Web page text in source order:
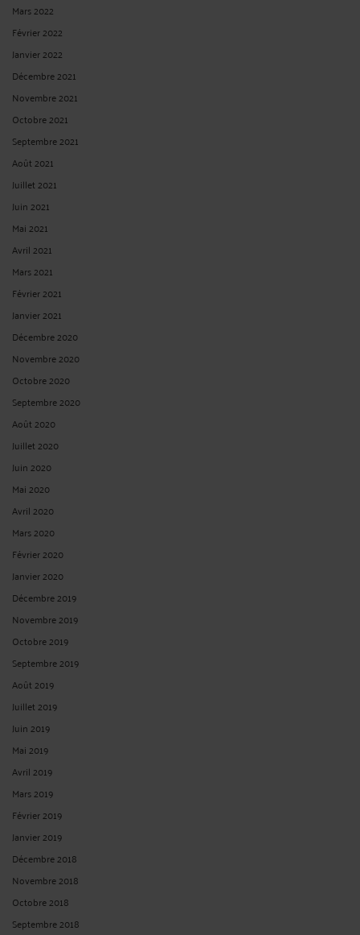
Mars 2022
Février 2022
Janvier 2022
Décembre 2021
Novembre 2021
Octobre 2021
Septembre 2021
Août 2021
Juillet 2021
Juin 2021
Mai 2021
Avril 2021
Mars 2021
Février 2021
Janvier 2021
Décembre 2020
Novembre 2020
Octobre 2020
Septembre 2020
Août 2020
Juillet 2020
Juin 2020
Mai 2020
Avril 2020
Mars 2020
Février 2020
Janvier 2020
Décembre 2019
Novembre 2019
Octobre 2019
Septembre 2019
Août 2019
Juillet 2019
Juin 2019
Mai 2019
Avril 2019
Mars 2019
Février 2019
Janvier 2019
Décembre 2018
Novembre 2018
Octobre 2018
Septembre 2018